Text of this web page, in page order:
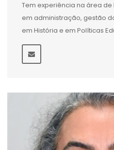
Tem experiência na área
em administração, gestão
em História e em Políticas